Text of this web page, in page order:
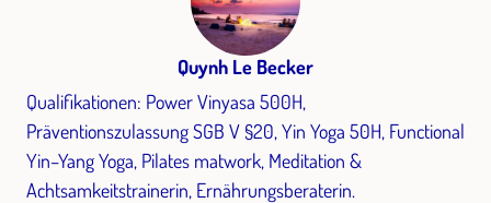
Quynh Le Becker
Qualifikationen: Power Vinyasa 500H,
Präventionszulassung SGB V §20, Yin Yoga 50H, Functional
Yin–Yang Yoga, Pilates matwork, Meditation &
Achtsamkeitstrainerin, Ernährungsberaterin.